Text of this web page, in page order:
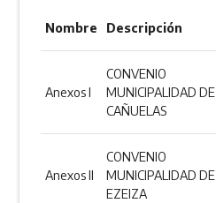
Nombre Descripción
Anexos I
CONVENIO
MUNICIPALIDAD DE
CAÑUELAS
Anexos II
CONVENIO
MUNICIPALIDAD DE
EZEIZA